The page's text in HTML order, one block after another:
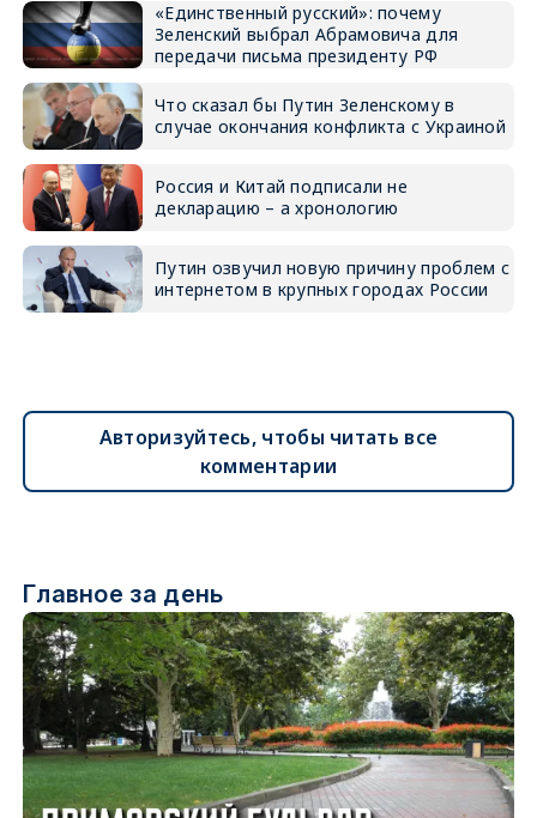
«Единственный русский»: почему
Зеленский выбрал Абрамовича для
передачи письма президенту РФ
Что сказал бы Путин Зеленскому в
случае окончания конфликта с Украиной
Россия и Китай подписали не
декларацию – а хронологию
Путин озвучил новую причину проблем с
интернетом в крупных городах России
Авторизуйтесь, чтобы читать все
комментарии
Главное за день